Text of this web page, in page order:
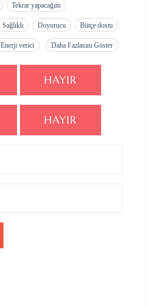
Tekrar yapacağım
Sağlıklı Doyurucu Bütçe dostu
Enerji verici Daha Fazlasını Göster
HAYIR
HAYIR